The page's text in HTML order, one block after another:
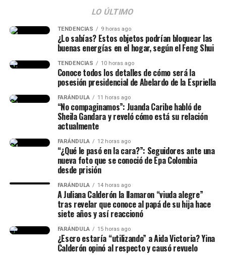
gente no entendió esa parte.
Hice la historia diciendo hace
cuánto conocí al papá de mi
hija, lo conocí hace siete años
(…) Duramos un tiempo
separados y cantidad de cosas
(…) No diré nada hasta que él
quiera hablar del tema”,
señaló.
Finalmente, la chica dejó en evidencia que durante ese
lapso de tiempo no siempre estuvieron juntos, y
tuvieron idas y venidas.
@juliethpaolaberdu7 #LIVEIncentiveProgram
#SideHustleLIVE #PaidPartnership
#yinacalderonoficial
#julianacalderon ♬ sonido original – Julieth
LO ÚLTIMO
TENDENCIAS 9 horas ago
¿Lo sabías? Estos objetos podrían bloquear las
buenas energías en el hogar, según el Feng Shui
TENDENCIAS 10 horas ago
Conoce todos los detalles de cómo será la
posesión presidencial de Abelardo de la Espriella
FARÁNDULA 11 horas ago
“No compaginamos”: Juanda Caribe habló de
Sheila Gandara y reveló cómo está su relación
actualmente
FARÁNDULA 12 horas ago
“¿Qué le pasó en la cara?”: Seguidores ante una
nueva foto que se conoció de Epa Colombia
desde prisión
FARÁNDULA 14 horas ago
A Juliana Calderón la llamaron “viuda alegre”
tras revelar que conoce al papá de su hija hace
siete años y así reaccionó
FARÁNDULA 15 horas ago
¿Escro estaría “utilizando” a Aida Victoria? Yina
Calderón opinó al respecto y causó revuelo